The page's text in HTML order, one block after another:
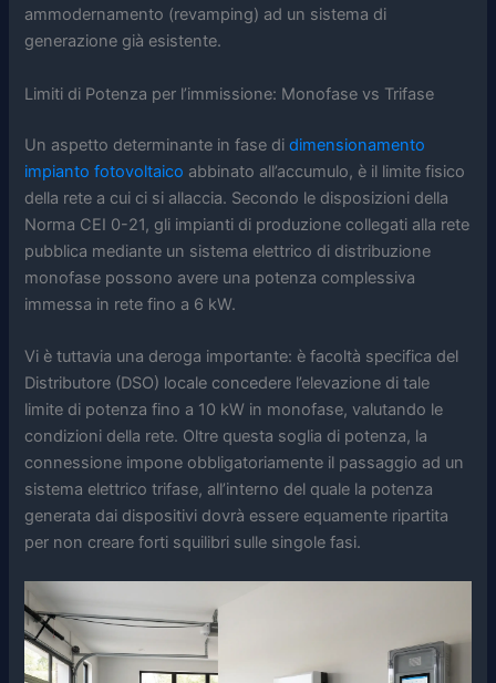
ammodernamento (revamping) ad un sistema di
generazione già esistente.
Limiti di Potenza per l’immissione: Monofase vs Trifase
Un aspetto determinante in fase didimensionamento
impianto fotovoltaico abbinato all’accumulo, è il limite fisico
della rete a cui ci si allaccia. Secondo le disposizioni della
Norma CEI 0-21, gli impianti di produzione collegati alla rete
pubblica mediante un sistema elettrico di distribuzione
monofase possono avere una potenza complessiva
immessa in rete fino a 6 kW.
Vi è tuttavia una deroga importante: è facoltà specifica del
Distributore (DSO) locale concedere l’elevazione di tale
limite di potenza fino a 10 kW in monofase, valutando le
condizioni della rete. Oltre questa soglia di potenza, la
connessione impone obbligatoriamente il passaggio ad un
sistema elettrico trifase, all’interno del quale la potenza
generata dai dispositivi dovrà essere equamente ripartita
per non creare forti squilibri sulle singole fasi.